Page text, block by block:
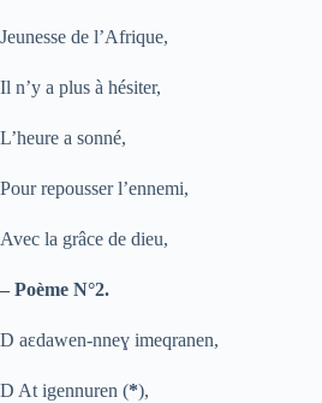
Jeunesse de l’Afrique,
Il n’y a plus à hésiter,
L’heure a sonné,
Pour repousser l’ennemi,
Avec la grâce de dieu,
– Poème N°2.
D aɛdawen-nneɣ imeqranen,
D At igennuren (*),